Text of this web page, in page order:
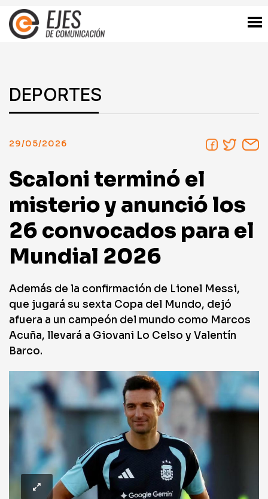
DEPORTES
29/05/2026
Scaloni terminó el
misterio y anunció los
26 convocados para el
Mundial 2026
Además de la confirmación de Lionel Messi,
que jugará su sexta Copa del Mundo, dejó
afuera a un campeón del mundo como Marcos
Acuña, llevará a Giovani Lo Celso y Valentín
Barco.